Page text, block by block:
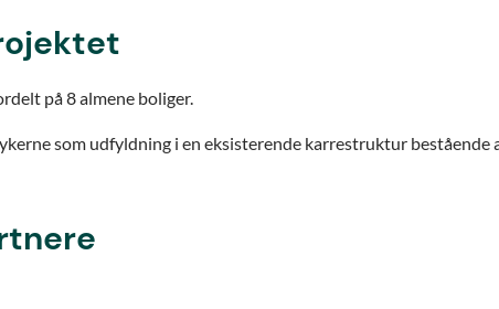
på 8 almene boliger.
som udfyldning i en eksisterende karrestruktur bestående